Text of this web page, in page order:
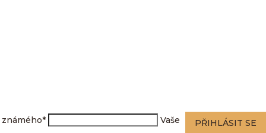
PŘIHLÁSIT SE
známého* Vaše